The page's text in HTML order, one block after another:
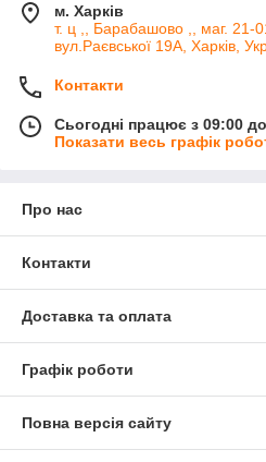
м. Харків
т. ц ,, Барабашово ,, маг. 21-
вул.Раєвської 19А, Харків,
Контакти
Сьогодні працює з 09:00
Показати весь графік
Про нас
Контакти
Доставка та оплата
Графік роботи
Повна версія сайту